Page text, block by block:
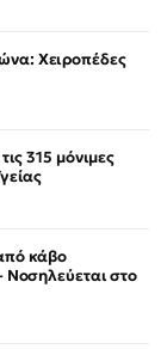
Χειροπέδες
315 μόνιμες
κάβο
Νοσηλεύεται στο